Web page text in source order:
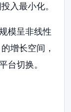
入最小化。
模呈非线性
增长空间，
台切换。